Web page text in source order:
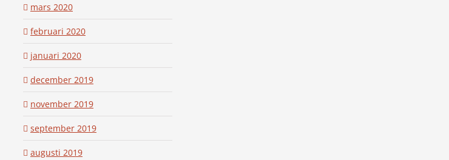
mars 2020
februari 2020
januari 2020
december 2019
november 2019
september 2019
augusti 2019